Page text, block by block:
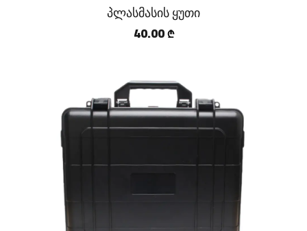
პლასმასის ყუთი
40.00 ₾